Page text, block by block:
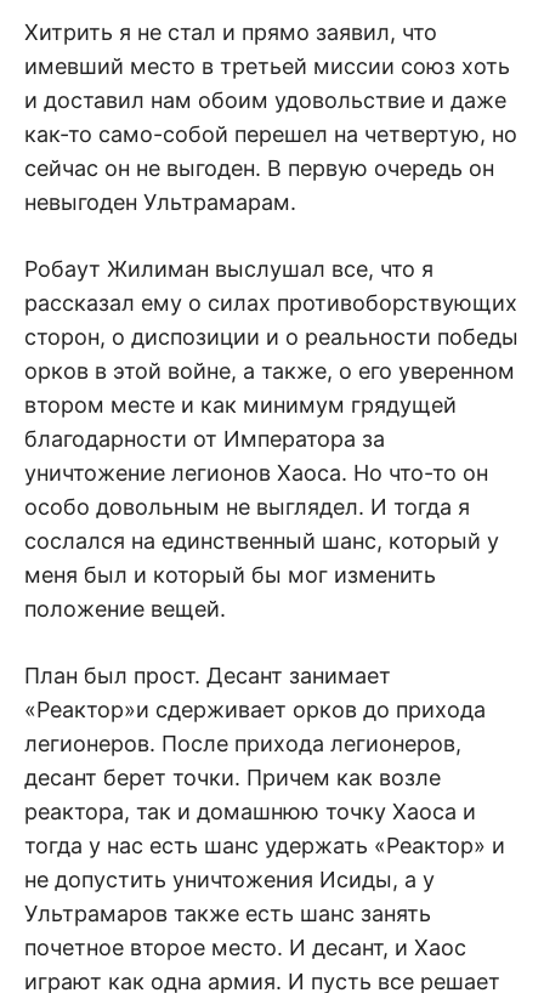
Хитрить я не стал и прямо заявил, что
имевший место в третьей миссии союз хоть
и доставил нам обоим удовольствие и даже
как-то само-собой перешел на четвертую, но
сейчас он не выгоден. В первую очередь он
невыгоден Ультрамарам.
Робаут Жилиман выслушал все, что я
рассказал ему о силах противоборствующих
сторон, о диспозиции и о реальности победы
орков в этой войне, а также, о его уверенном
втором месте и как минимум грядущей
благодарности от Императора за
уничтожение легионов Хаоса. Но что-то он
особо довольным не выглядел. И тогда я
сослался на единственный шанс, который у
меня был и который бы мог изменить
положение вещей.
План был прост. Десант занимает
«Реактор»и сдерживает орков до прихода
легионеров. После прихода легионеров,
десант берет точки. Причем как возле
реактора, так и домашнюю точку Хаоса и
тогда у нас есть шанс удержать «Реактор» и
не допустить уничтожения Исиды, а у
Ультрамаров также есть шанс занять
почетное второе место. И десант, и Хаос
играют как одна армия. И пусть все решает